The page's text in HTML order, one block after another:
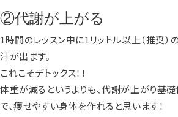
②代謝が上がる
1時間のレッスン中に1リットル以上（推奨）
汗が出ます。
これこそデトックス！！
体重が減るというよりも、代謝が上がり基
で、痩せやすい身体を作れると思います！